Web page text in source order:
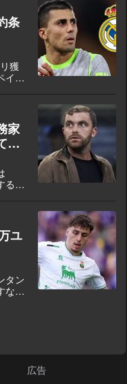
条
獲
イン
を
家
自
る最
説
ユ
タン
な」
の
、
放
広告